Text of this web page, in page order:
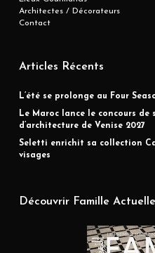
Architectes / Décorateurs
Contact
Articles Récents
L’été se prolonge au Four
Le Maroc lance le concours
d’architecture de Venise 2027
Seletti enrichit sa collection
visages
Découvrir Famille Actuelle